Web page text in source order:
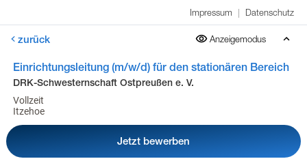
Impressum | Datenschutz
zurück Anzeigemodus
Einrichtungsleitung (m/w/d) für den stationären Bereich
DRK-Schwesternschaft Ostpreußen e. V.
Vollzeit
Itzehoe
Jetzt bewerben